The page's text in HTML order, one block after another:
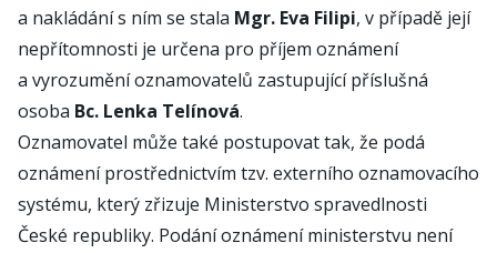
a nakládání s ním se stala Mgr. Eva Filipi, v případě její
nepřítomnosti je určena pro příjem oznámení
a vyrozumění oznamovatelů zastupující příslušná
osoba Bc. Lenka Telínová.
Oznamovatel může také postupovat tak, že podá
oznámení prostřednictvím tzv. externího oznamovacího
systému, který zřizuje Ministerstvo spravedlnosti
České republiky. Podání oznámení ministerstvu není